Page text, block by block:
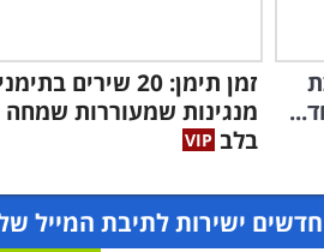
זמן תימן: 20 שירים
מנגינות שמעוררות שמחה
בלב
ישירות לתיבת המייל